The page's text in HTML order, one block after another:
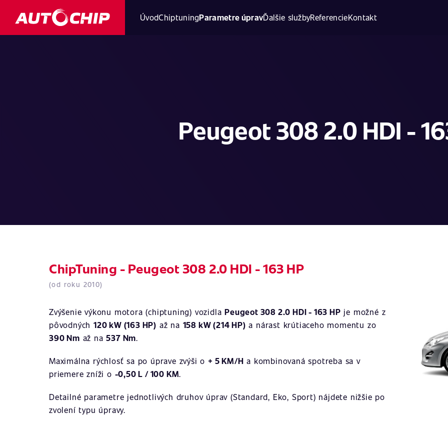
ÚvodChiptuningParametre úpravĎalšie službyReferencieKontakt
Peugeot 308 2.0 HDI -
ChipTuning - Peugeot 308 2.0 HDI - 163 HP
(od roku 2010)
Zvýšenie výkonu motora (chiptuning) vozidlaPeugeot 308 2.0 HDI - 163 HP je možné z
pôvodných 120 kW (163 HP) až na 158 kW (214 HP) a nárast krútiaceho momentu zo
390 Nm až na537 Nm.
Maximálna rýchlosť sa po úprave zvýši o + 5 KM/H a kombinovaná spotreba sa v
priemere zníži o -0,50 L / 100 KM.
Detailné parametre jednotlivých druhov úprav (Standard, Eko, Sport) nájdete nižšie po
zvolení typu úpravy.